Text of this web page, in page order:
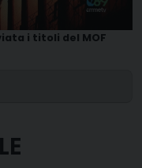
i titoli del MOF